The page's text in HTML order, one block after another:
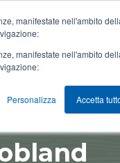
manifestate nell'ambito
manifestate nell'ambito
Personalizza Accetta